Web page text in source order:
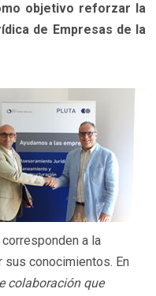
objetivo reforzar la
de Empresas de la
a la
conocimientos. En
colaboración que